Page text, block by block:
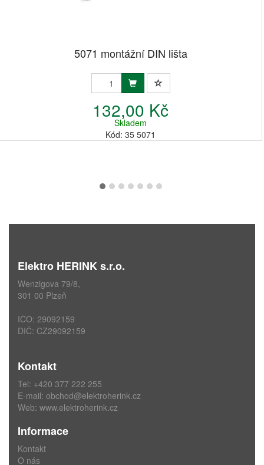
5071 montážní DIN lišta
132,00 Kč
Skladem
Kód: 35 5071
Elektro HERINK s.r.o.
Wenzigova 79/8,
301 00 Plzeň
IČO: 29092159
DIČ: CZ29092159
Kontakt
Tel: +420 377 222 255
E-mail: obchod@elektroherink.cz
Web: www.elektroherink.cz
Informace
Kontakt
O nás